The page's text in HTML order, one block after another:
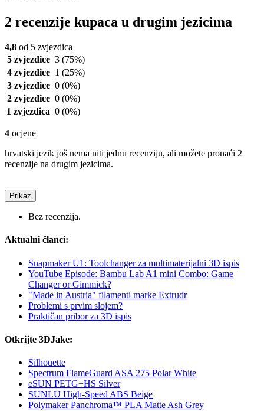
2 recenzije kupaca u drugim jezicima
4,8 od 5 zvjezdica
5 zvjezdice 3 (75%)
4 zvjezdice 1 (25%)
3 zvjezdice 0 (0%)
2 zvjezdice 0 (0%)
1 zvjezdica 0 (0%)
4 ocjene
hrvatski jezik još nema niti jednu recenziju, ali možete pronaći 2
recenzije na drugim jezicima.
Prikaz
Bez recenzija.
Aktualni članci:
Snapmaker U1: Toolchanger za multimaterijalni 3D ispis
YouTube Episode: Bambu Lab A1 mini Combo: Game
Changer or Gimmick?
"Made in Austria" filamenti marke Extrudr
Problemi s prvim slojem?
Praktičan pribor za 3D ispis
Otkrijte 3DJake:
Silhouette
Spectrum FlameGuard ASA 275 Polar White
eSUN PETG+HS Silver
SUNLU High-Speed ABS Beige
Polymaker Panchroma™ PLA Matte Ash Grey